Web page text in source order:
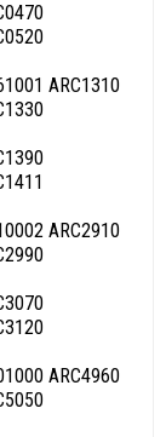
ARC1310
ARC2910
ARC4960